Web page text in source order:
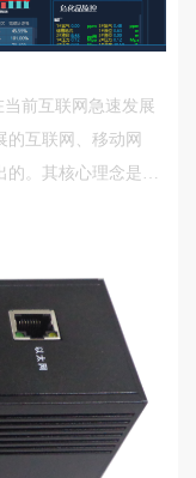
前互联网急速发展
的互联网、移动网
的。其核心理念是利
供进一步贴身化服
应用。数字工厂